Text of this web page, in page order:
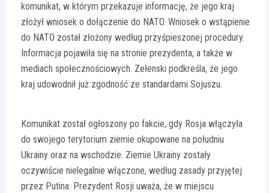
komunikat, w którym przekazuje informację, że jego kraj
złożył wniosek o dołączenie do NATO. Wniosek o wstąpienie
do NATO został złożony według przyśpieszonej procedury.
Informacja pojawiła się na stronie prezydenta, a także w
mediach społecznościowych. Zełenski podkreśla, że jego
kraj udowodnił już zgodność ze standardami Sojuszu.
Komunikat został ogłoszony po fakcie, gdy Rosja włączyła
do swojego terytorium ziemie okupowane na południu
Ukrainy oraz na wschodzie. Ziemie Ukrainy zostały
oczywiście nielegalnie włączone, według zasady przyjętej
przez Putina. Prezydent Rosji uważa, że w miejscu